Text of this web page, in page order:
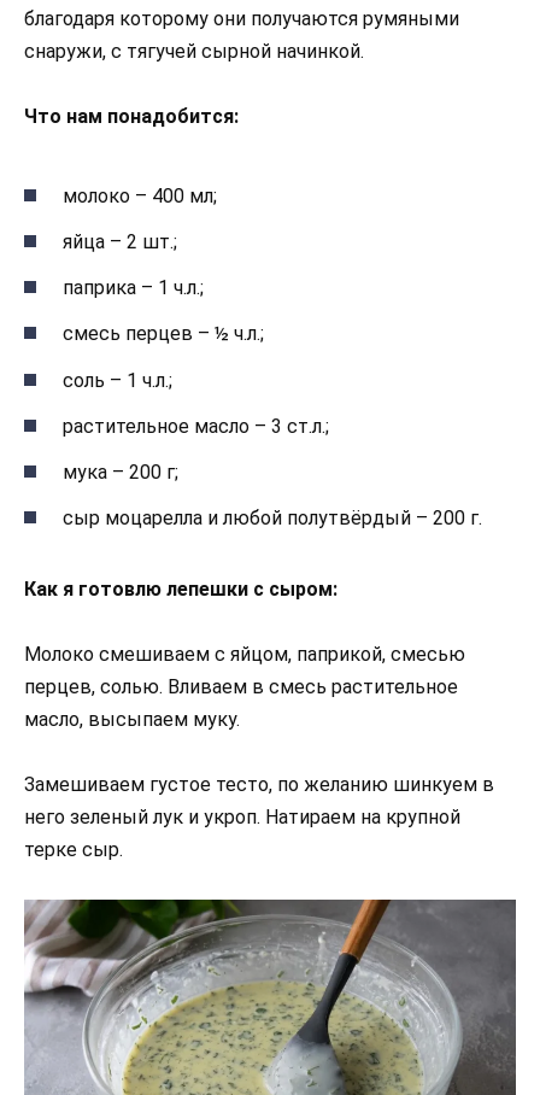
благодаря которому они получаются румяными
снаружи, с тягучей сырной начинкой.
Что нам понадобится:
молоко – 400 мл;
яйца – 2 шт.;
паприка – 1 ч.л.;
смесь перцев – ½ ч.л.;
соль – 1 ч.л.;
растительное масло – 3 ст.л.;
мука – 200 г;
сыр моцарелла и любой полутвёрдый – 200 г.
Как я готовлю лепешки с сыром:
Молоко смешиваем с яйцом, паприкой, смесью
перцев, солью. Вливаем в смесь растительное
масло, высыпаем муку.
Замешиваем густое тесто, по желанию шинкуем в
него зеленый лук и укроп. Натираем на крупной
терке сыр.